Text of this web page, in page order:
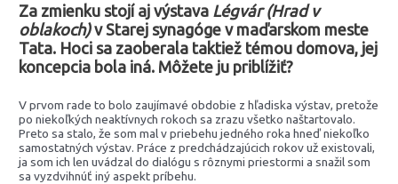
Za zmienku stojí aj výstava Légvár (Hrad v
oblakoch)v Starej synagóge v maďarskom meste
Tata. Hoci sa zaoberala taktiež témou domova, jej
koncepcia bola iná. Môžete ju priblížiť?
V prvom rade to bolo zaujímavé obdobie z hľadiska výstav, pretože
po niekoľkých neaktívnych rokoch sa zrazu všetko naštartovalo.
Preto sa stalo, že som mal v priebehu jedného roka hneď niekoľko
samostatných výstav. Práce z predchádzajúcich rokov už existovali,
ja som ich len uvádzal do dialógu s rôznymi priestormi a snažil som
sa vyzdvihnúť iný aspekt príbehu.